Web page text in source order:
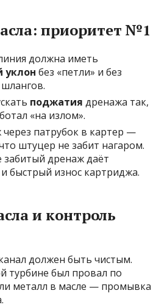
приоритет №1
должна иметь
уклон без «петли» и без
поджатия дренажа так,
«на излом».
через патрубок в картер —
штуцер не забит нагаром.
забитый дренаж даёт
быстрый износ картриджа.
и контроль
должен быть чистым.
турбине был провал по
металл в масле — промывка